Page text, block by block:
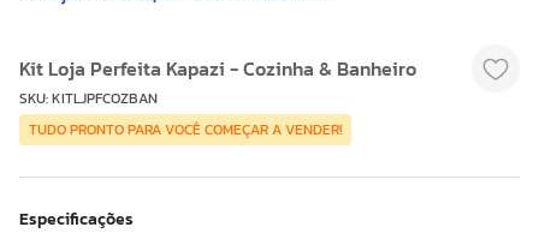
Kit Loja Perfeita Kapazi - Cozinha & Banheiro
SKU:KITLJPFCOZBAN
TUDO PRONTO PARA VOCÊ COMEÇAR A VENDER!
Especificações